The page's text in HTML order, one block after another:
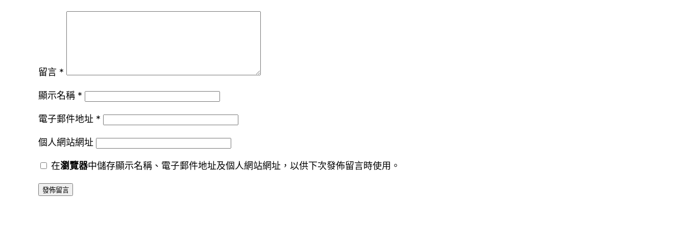
留言 *
顯示名稱 *
電子郵件地址 *
個人網站網址
在瀏覽器中儲存顯示名稱、電子郵件地址及個人網站網址，以供下次發佈留言時使用。